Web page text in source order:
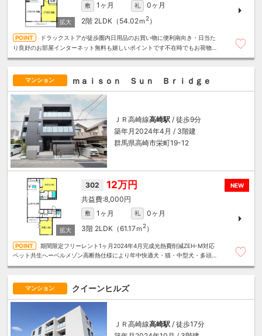
敷 1ヶ月 礼
0ヶ月
2階 2LDK（54.02ｍ 2）
ドラックストアが徒歩圏内日用品のお買い物に便利南向き・日当た
り良好のお部屋インターネット無料も嬉しいポイントです不在時でもお荷物が
マンション ｍａｉｓｏｎ Ｓｕｎ Ｂｒｉｄｇｅ
ＪＲ高崎線高崎駅 / 徒歩9分
築年月2024年4月 / 3階建
群馬県高崎市栄町19-12
NEW
302 12万円
8,000円
敷 1ヶ月 礼
0ヶ月
3階 2LDK（61.17ｍ 2）
期間限定フリーレント1ヶ月2024年4月完成光熱費削減ZEH-M対応
ペット共生へーベルメゾン高断熱仕様により年中快適犬・猫・中型犬・多頭飼
マンション クイーンヒルズ
ＪＲ高崎線高崎駅 / 徒歩17分